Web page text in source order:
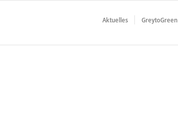
Aktuelles GreytoGreen